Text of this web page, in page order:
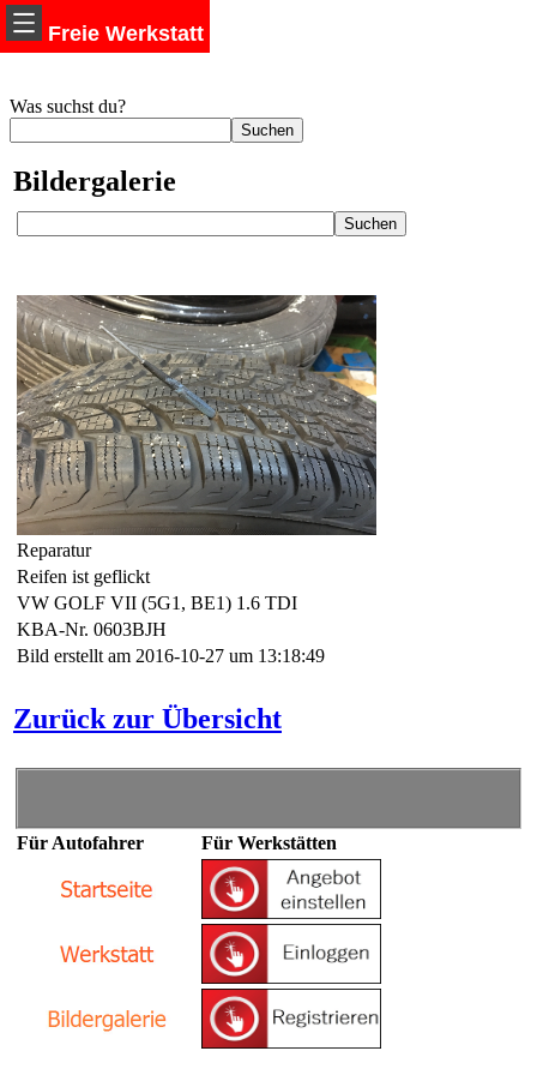
Freie Werkstatt
Was suchst du?
Bildergalerie
Reparatur
Reifen ist geflickt
VW GOLF VII (5G1, BE1) 1.6 TDI
KBA-Nr. 0603BJH
Bild erstellt am 2016-10-27 um 13:18:49
Zurück zur Übersicht
Für Autofahrer Für Werkstätten